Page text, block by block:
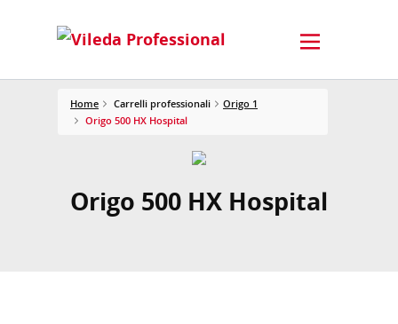
Home Carrelli professionali
Origo 1
Origo 500 HX Hospital
Origo 500 HX Hospital